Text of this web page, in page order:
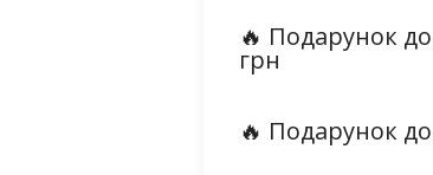
🔥 Подарунок
грн
🔥 Подарунок